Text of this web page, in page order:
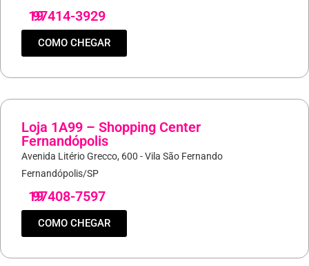
19
97414-3929
COMO CHEGAR
Loja 1A99 – Shopping Center
Fernandópolis
Avenida Litério Grecco, 600 - Vila São Fernando
Fernandópolis/SP
19
97408-7597
COMO CHEGAR